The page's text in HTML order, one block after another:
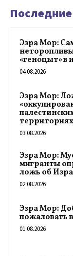
Эзра Мор:
«геноцыт» в
04.08.2026
Эзра Мор:
03.08.2026
Эзра Мор:
мигранты
ложь об
02.08.2026
Эзра Мор:
пожаловать
01.08.2026